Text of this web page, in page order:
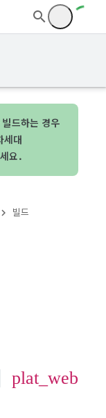
드하는 경우
세대
요.
빌드
plat_web